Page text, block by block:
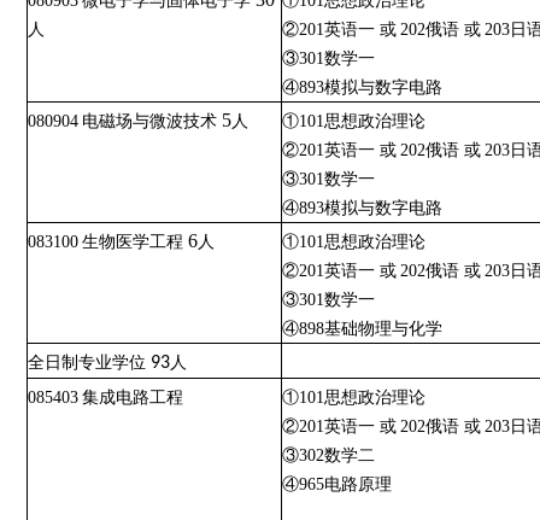
人
②201英语一 或 202俄语 或 203日
③301数学一
④893模拟与数字电路
080904 电磁场与微波技术 5 人
①101思想政治理论
②201英语一 或 202俄语 或 203日
③301数学一
④893模拟与数字电路
083100 生物医学工程 6 人
①101思想政治理论
②201英语一 或 202俄语 或 203日
③301数学一
④898基础物理与化学
全日制专业学位 93 人
085403 集成电路工程
①101思想政治理论
②201英语一 或 202俄语 或 203日
③302数学二
④965电路原理